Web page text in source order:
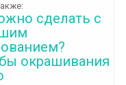
сделать с
окрашивания